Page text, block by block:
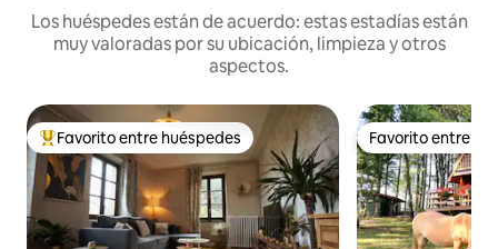
Los huéspedes están de acuerdo: estas estadías están
muy valoradas por su ubicación, limpieza y otros
aspectos.
Favorito entre huéspedes preferido
Favorito entre huéspedes Favorito entre
Favorito entre